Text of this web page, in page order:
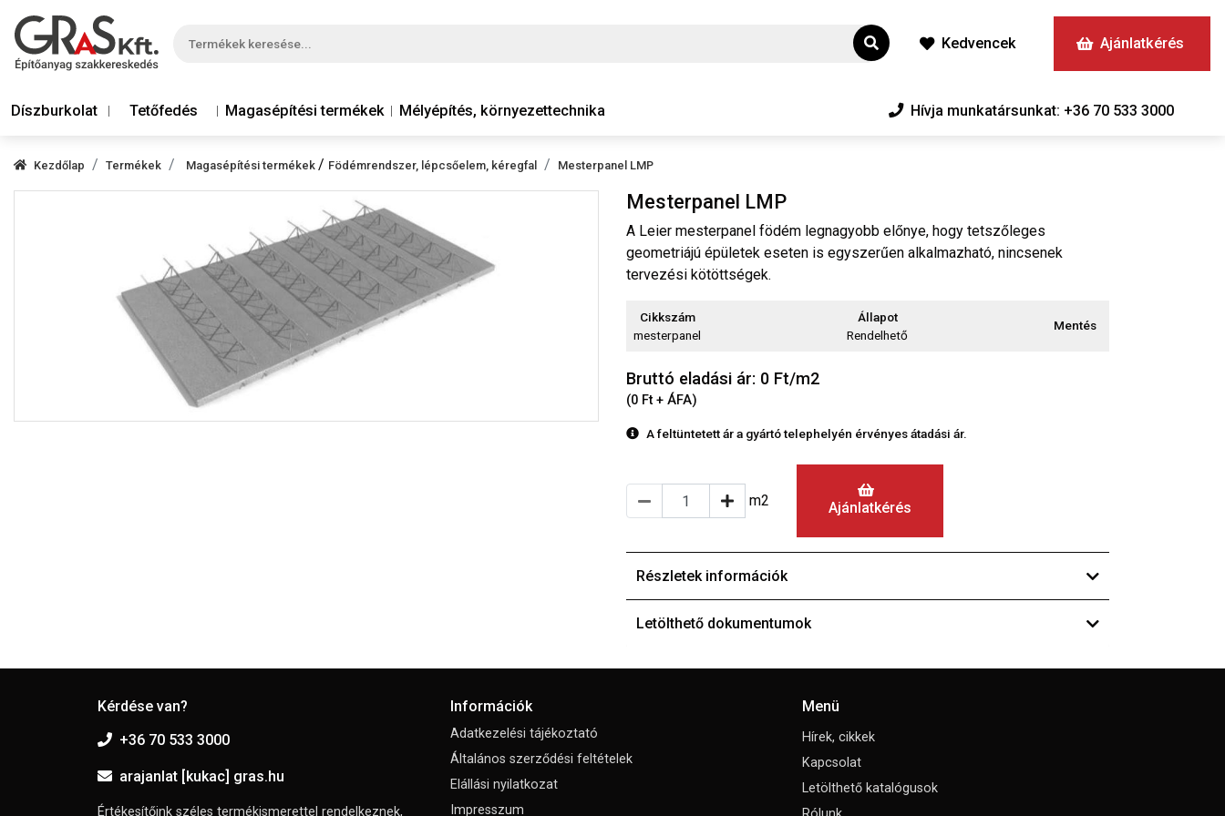
Kedvencek Ajánlatkérés
Díszburkolat Tetőfedés Magasépítési termékek Mélyépítés, környezettechnika Hívja munkatársunkat: +36 70 533 3000
Kezdőlap Termékek Magasépítési termékek / Födémrendszer, lépcsőelem, kéregfal Mesterpanel LMP
Mesterpanel LMP
A Leier mesterpanel födém legnagyobb előnye, hogy tetszőleges
geometriájú épületek eseten is egyszerűen alkalmazható, nincsenek
tervezési kötöttségek.
Cikkszám
mesterpanel
Állapot
Rendelhető
Mentés
Bruttó eladási ár: 0 Ft/m2
(0 Ft + ÁFA)
A feltüntetett ár a gyártó telephelyén érvényes átadási ár.
m2 Ajánlatkérés
Részletek információk
Letölthető dokumentumok
Kérdése van?
+36 70 533 3000
arajanlat [kukac] gras.hu
Értékesítőink széles termékismerettel rendelkeznek,
Információk
Adatkezelési tájékoztató
Általános szerződési feltételek
Elállási nyilatkozat
Impresszum
Menü
Hírek, cikkek
Kapcsolat
Letölthető katalógusok